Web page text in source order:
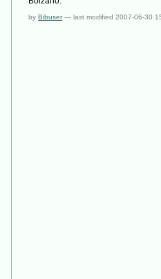
byBibuser —last modified2007-06-30